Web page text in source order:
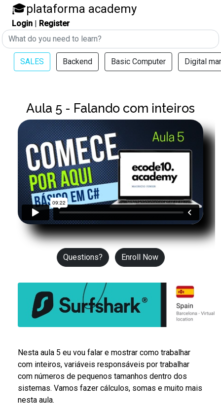
🎓plataforma academy
Login | Register
SALES Backend Basic Computer Digital
Aula 5 - Falando com inteiros
Questions? Enroll Now
Nesta aula 5 eu vou falar e mostrar como trabalhar
com inteiros, variáveis responsáveis por trabalhar
com números de pequenos tamanhos dentro dos
sistemas. Vamos fazer cálculos, somas e muito mais
nesta aula.